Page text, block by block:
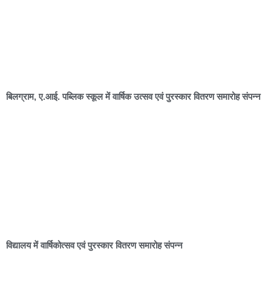
बिलग्राम, ए.आई. पब्लिक स्कूल में वार्षिक उत्सव एवं पुरस्कार वितरण समारोह संपन्न
विद्यालय में वार्षिकोत्सव एवं पुरस्कार वितरण समारोह संपन्न